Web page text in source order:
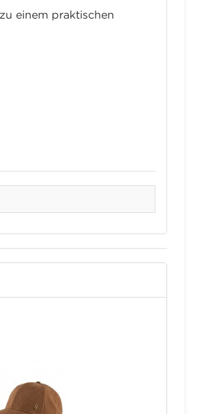
einem praktischen